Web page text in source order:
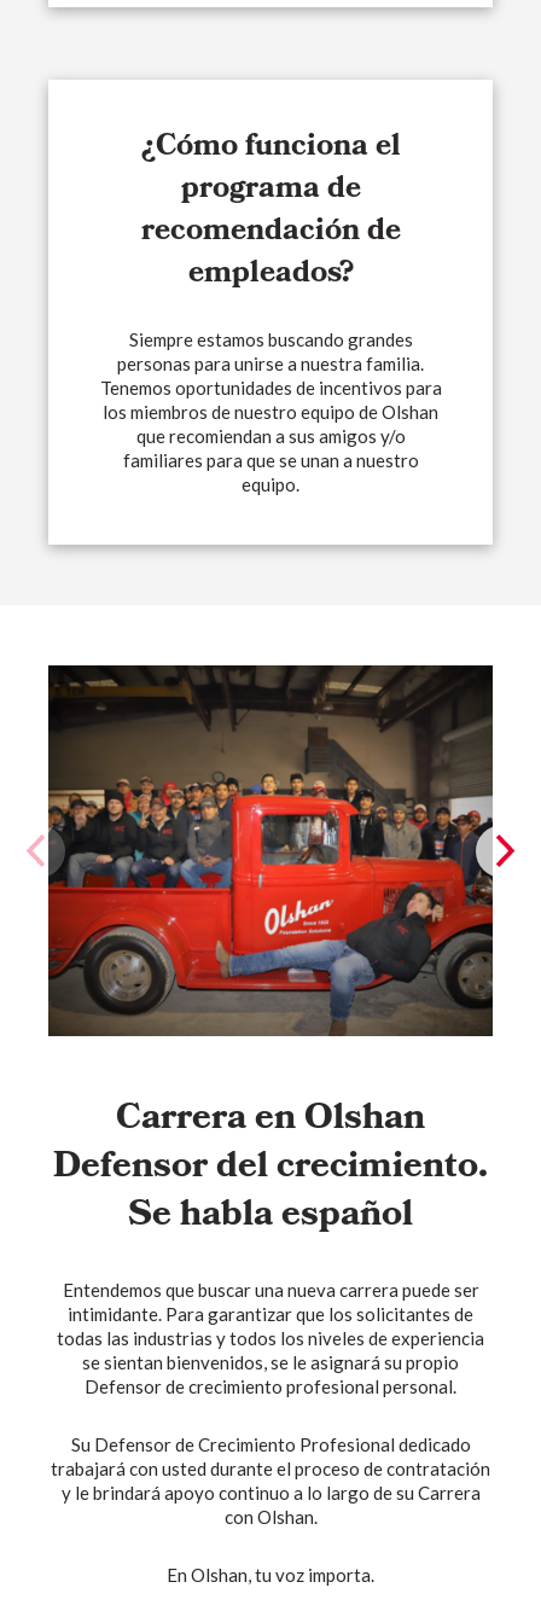
¿Cómo funciona el
programa de
recomendación de
empleados?
Siempre estamos buscando grandes
personas para unirse a nuestra familia.
Tenemos oportunidades de incentivos para
los miembros de nuestro equipo de Olshan
que recomiendan a sus amigos y/o
familiares para que se unan a nuestro
equipo.
Carrera en Olshan
Defensor del crecimiento.
Se habla español
Entendemos que buscar una nueva carrera puede ser
intimidante. Para garantizar que los solicitantes de
todas las industrias y todos los niveles de experiencia
se sientan bienvenidos, se le asignará su propio
Defensor de crecimiento profesional personal.
Su Defensor de Crecimiento Profesional dedicado
trabajará con usted durante el proceso de contratación
y le brindará apoyo continuo a lo largo de su Carrera
con Olshan.
En Olshan, tu voz importa.